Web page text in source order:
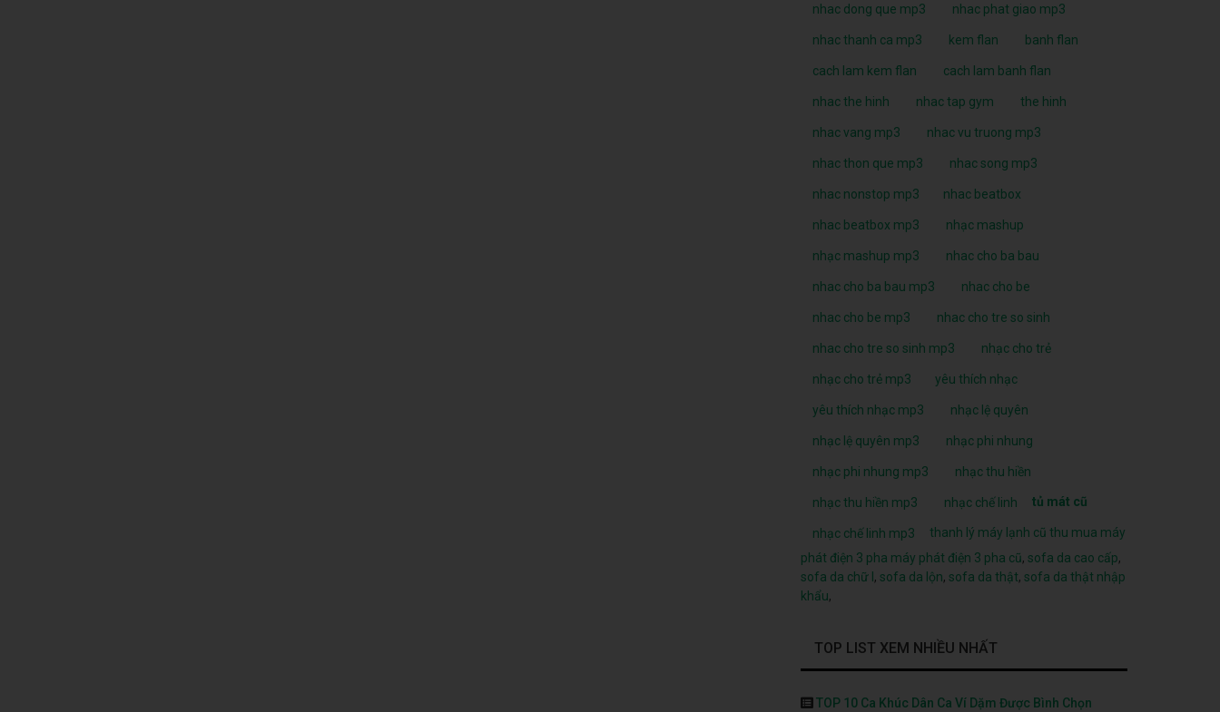
nhac dong que mp3 nhac phat giao mp3
nhac thanh ca mp3 kem flan banh flan
cach lam kem flan cach lam banh flan
nhac the hinh nhac tap gym the hinh
nhac vang mp3 nhac vu truong mp3
nhac thon que mp3 nhac song mp3
nhac nonstop mp3 nhac beatbox
nhac beatbox mp3 nhạc mashup
nhạc mashup mp3 nhac cho ba bau
nhac cho ba bau mp3 nhac cho be
nhac cho be mp3 nhac cho tre so sinh
nhac cho tre so sinh mp3 nhạc cho trẻ
nhạc cho trẻ mp3 yêu thích nhạc
yêu thích nhạc mp3 nhạc lệ quyên
nhạc lệ quyên mp3 nhạc phi nhung
nhạc phi nhung mp3 nhạc thu hiền
nhạc thu hiền mp3 nhạc chế linh tủ mát cũ
nhạc chế linh mp3 thanh lý máy lạnh cũ thu mua máy
phát điện 3 pha máy phát điện 3 pha cũ, sofa da cao cấp,
sofa da chữ l , sofa da lộn, sofa da thật, sofa da thật nhập
khẩu,
TOP LIST XEM NHIỀU NHẤT
TOP 10 Ca Khúc Dân Ca Ví Dặm Được Bình Chọn